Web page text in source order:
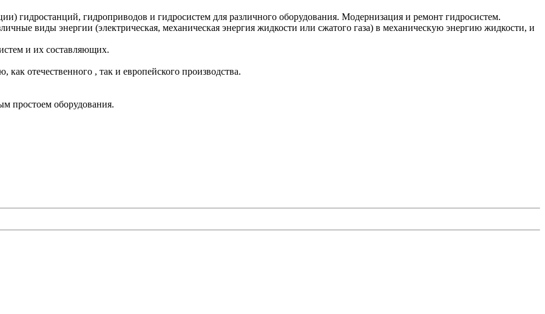
гидростанций, гидроприводов и гидросистем для различного оборудования. Модернизация и ремонт гидросистем.
виды энергии (электрическая, механическая энергия жидкости или сжатого газа) в механическую энергию жидкости, и
и их составляющих.
отечественного , так и европейского производства.
простоем оборудования.